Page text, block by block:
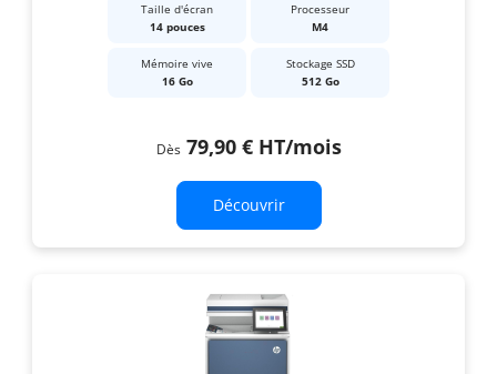
Taille d'écran
14 pouces
Processeur
M4
Mémoire vive
16 Go
Stockage SSD
512 Go
Dès 79,90 € HT/mois
Découvrir